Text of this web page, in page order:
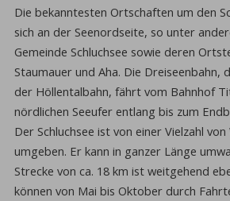
Die bekanntesten Ortschaften um den
sich an der Seenordseite, so unter
Gemeinde Schluchsee sowie deren
Staumauer und Aha. Die Dreiseenbahn,
der Höllentalbahn, fährt vom Bahnhof
nördlichen Seeufer entlang bis zum
Der Schluchsee ist von einer Vielzahl
umgeben. Er kann in ganzer Länge
Strecke von ca. 18 km ist weitgehend
können von Mai bis Oktober durch